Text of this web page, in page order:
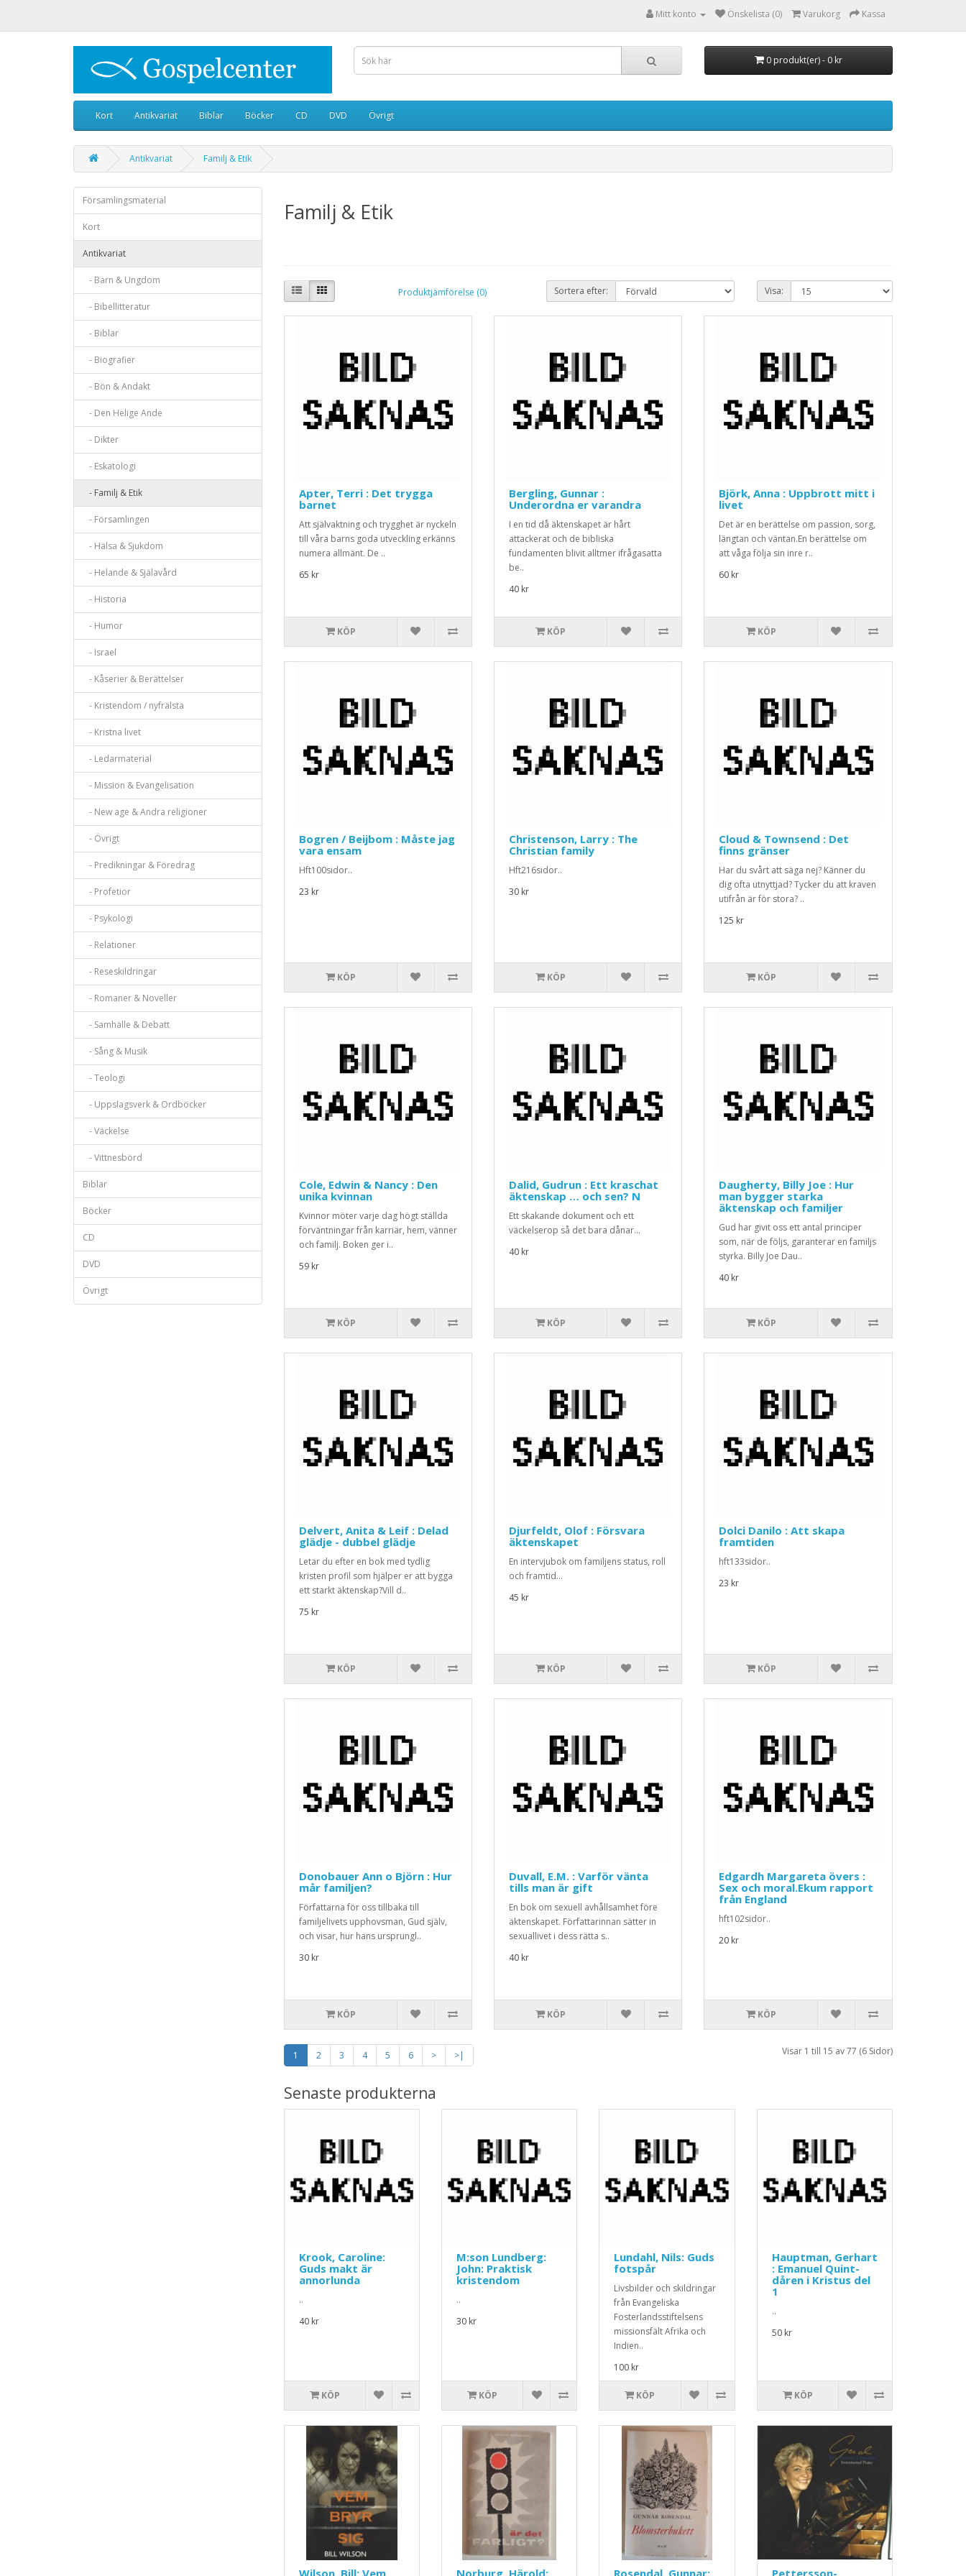
Mitt konto Önskelista (0) Varukorg Kassa
0 produkt(er) - 0 kr
Kort Antikvariat Biblar Böcker CD DVD Övrigt
Antikvariat Familj & Etik
Församlingsmaterial
Kort
Antikvariat
- Barn & Ungdom
- Bibellitteratur
- Biblar
- Biografier
- Bön & Andakt
- Den Helige Ande
- Dikter
- Eskatologi
- Familj & Etik
- Församlingen
- Hälsa & Sjukdom
- Helande & Själavård
- Historia
- Humor
- Israel
- Kåserier & Berättelser
- Kristendom / nyfrälsta
- Kristna livet
- Ledarmaterial
- Mission & Evangelisation
- New age & Andra religioner
- Övrigt
- Predikningar & Föredrag
- Profetior
- Psykologi
- Relationer
- Reseskildringar
- Romaner & Noveller
- Samhälle & Debatt
- Sång & Musik
- Teologi
- Uppslagsverk & Ordböcker
- Väckelse
- Vittnesbörd
Biblar
Böcker
CD
DVD
Övrigt
Familj & Etik
Produktjämförelse (0) Sortera efter: Visa:
Apter, Terri : Det trygga
barnet
Att självaktning och trygghet är nyckeln
till våra barns goda utveckling erkänns
numera allmänt. De ..
65 kr
KÖP
Bergling, Gunnar :
Underordna er varandra
I en tid då äktenskapet är hårt
attackerat och de bibliska
fundamenten blivit alltmer ifrågasatta
be..
40 kr
KÖP
Björk, Anna : Uppbrott mitt i
livet
Det är en berättelse om passion, sorg,
längtan och väntan.En berättelse om
att våga följa sin inre r..
60 kr
KÖP
Bogren / Beijbom : Måste jag
vara ensam
Hft100sidor..
23 kr
KÖP
Christenson, Larry : The
Christian family
Hft216sidor..
30 kr
KÖP
Cloud & Townsend : Det
finns gränser
Har du svårt att säga nej? Känner du
dig ofta utnyttjad? Tycker du att kraven
utifrån är för stora? ..
125 kr
KÖP
Cole, Edwin & Nancy : Den
unika kvinnan
Kvinnor möter varje dag högt ställda
förväntningar från karriär, hem, vänner
och familj. Boken ger i..
59 kr
KÖP
Dalid, Gudrun : Ett kraschat
äktenskap … och sen? N
Ett skakande dokument och ett
väckelserop så det bara dånar...
40 kr
KÖP
Daugherty, Billy Joe : Hur
man bygger starka
äktenskap och familjer
Gud har givit oss ett antal principer
som, när de följs, garanterar en familjs
styrka. Billy Joe Dau..
40 kr
KÖP
Delvert, Anita & Leif : Delad
glädje - dubbel glädje
Letar du efter en bok med tydlig
kristen profil som hjälper er att bygga
ett starkt äktenskap?Vill d..
75 kr
KÖP
Djurfeldt, Olof : Försvara
äktenskapet
En intervjubok om familjens status, roll
och framtid...
45 kr
KÖP
Dolci Danilo : Att skapa
framtiden
hft133sidor..
23 kr
KÖP
Donobauer Ann o Björn : Hur
mår familjen?
Författarna för oss tillbaka till
familjelivets upphovsman, Gud själv,
och visar, hur hans ursprungl..
30 kr
KÖP
Duvall, E.M. : Varför vänta
tills man är gift
En bok om sexuell avhållsamhet före
äktenskapet. Författarinnan sätter in
sexuallivet i dess rätta s..
40 kr
KÖP
Edgardh Margareta övers :
Sex och moral.Ekum rapport
från England
hft102sidor..
20 kr
KÖP
1 2 3 4 5 6 > >| Visar 1 till 15 av 77 (6 Sidor)
Senaste produkterna
Krook, Caroline:
Guds makt är
annorlunda
..
40 kr
KÖP
M:son Lundberg:
John: Praktisk
kristendom
..
30 kr
KÖP
Lundahl, Nils: Guds
fotspår
Livsbilder och skildringar
från Evangeliska
Fosterlandsstiftelsens
missionsfält Afrika och
Indien..
100 kr
KÖP
Hauptman, Gerhart
: Emanuel Quint-
dåren i Kristus del
1
..
50 kr
KÖP